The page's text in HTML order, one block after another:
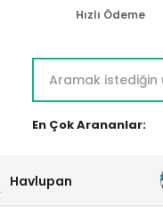
Hızlı Ödeme
En Çok Arananlar:
Havlupan